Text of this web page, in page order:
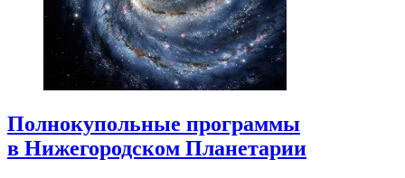
Полнокупольные программы
в Нижегородском Планетарии